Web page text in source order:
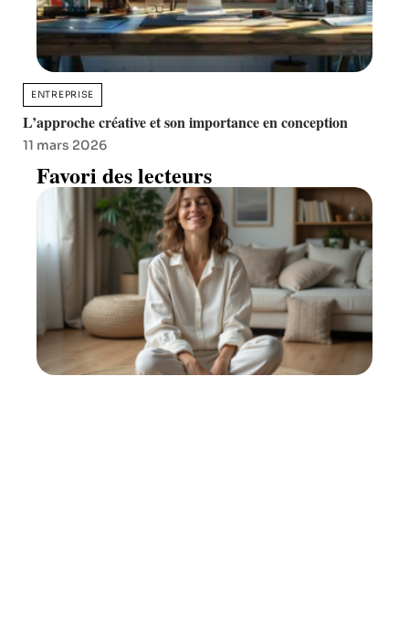
ENTREPRISE
L’approche créative et son importance en conception
11 mars 2026
Favori des lecteurs